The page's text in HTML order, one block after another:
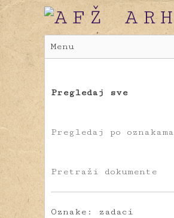
Menu
Pregledaj sve
Pregledaj po oznakama
Pretraži dokumente
Oznake: zadaci